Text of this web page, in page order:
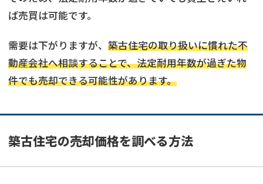
ば売買は可能です。
需要は下がりますが、 築古住宅の取り扱いに慣れた不
動産会社へ相談することで、法定耐用年数が過ぎた物
件でも売却できる可能性があります。
築古住宅の売却価格を調べる方法